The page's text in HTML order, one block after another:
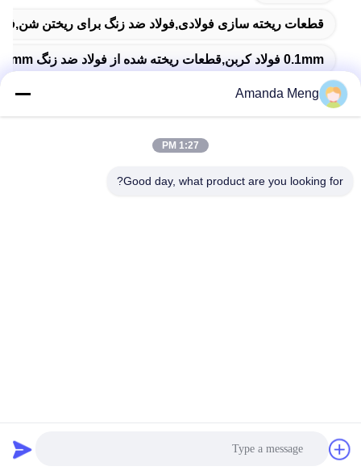
قطعات ریخته سازی فولادی,فولاد ضد زنگ برای ریختن
0.1mm فولاد کربن,قطعات ریخته شده از فولاد ضد زنگ 0.1mm,قطعات ریخته شده فولاد ضد زنگ با پوشش پودری
Investment Casting Ss304
بهترین قیمت رو بدست بیار
Amanda Meng
1:27 PM
Good day, what product are you looking for?